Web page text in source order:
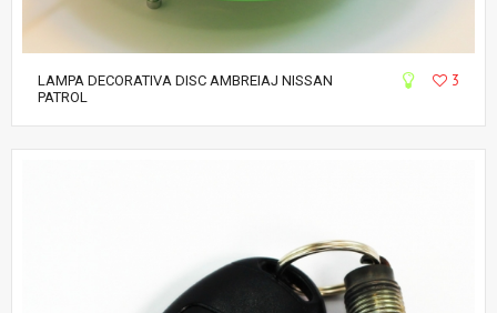
LAMPA DECORATIVA DISC AMBREIAJ NISSAN
PATROL
3